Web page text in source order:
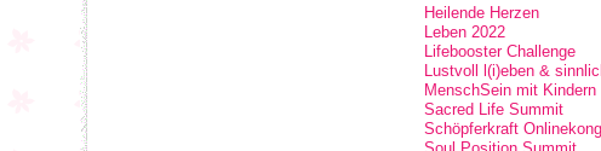
Heilende Herzen
Leben 2022
Lifebooster Challenge
Lustvoll l(i)eben &
MenschSein mit Kindern
Sacred Life Summit
Schöpferkraft